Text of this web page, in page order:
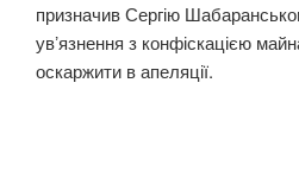
призначив Сергію
увʼязнення з конфіскацією
оскаржити в апеляції.